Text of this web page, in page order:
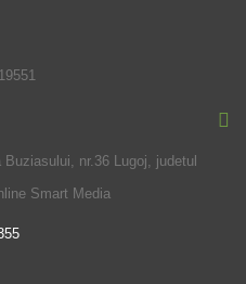
nr.36 Lugoj, judetul
Smart Media